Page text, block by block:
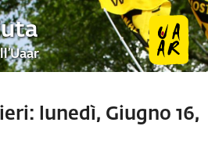
lunedì, Giugno 16,